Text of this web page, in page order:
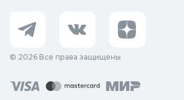
© 2026 Все права защищены